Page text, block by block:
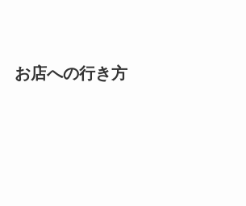
お店への行き方